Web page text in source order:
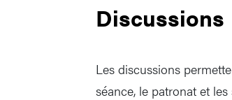
Discussions
Les discussions
séance, le patronat et